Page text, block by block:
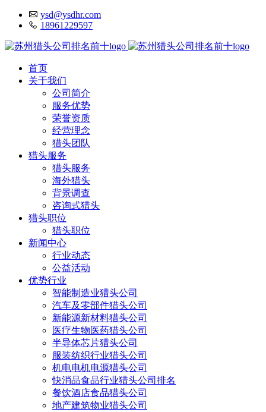
ysd@ysdhr.com
18961229597
首页
关于我们
公司简介
服务优势
荣誉资质
经营理念
猎头团队
猎头服务
猎头服务
海外猎头
背景调查
咨询式猎头
猎头职位
猎头职位
新闻中心
行业动态
公益活动
优势行业
智能制造业猎头公司
汽车及零部件猎头公司
新能源新材料猎头公司
医疗生物医药猎头公司
半导体芯片猎头公司
服装纺织行业猎头公司
机电电机电源猎头公司
快消品食品行业猎头公司排名
餐饮酒店食品猎头公司
地产建筑物业猎头公司